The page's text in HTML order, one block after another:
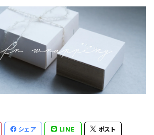
シェア LINE ポスト